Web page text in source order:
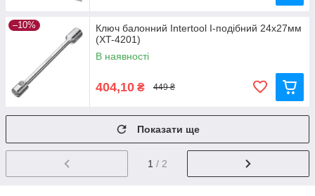
–10%
Ключ балонний Intertool I-подібний 24х27мм
(XT-4201)
В наявності
404,10 ₴ 449 ₴
Показати ще
1 / 2